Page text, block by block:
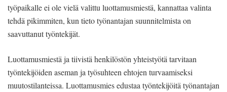
työpaikalle ei ole vielä valittu luottamusmiestä, kannattaa valinta
tehdä pikimmiten, kun tieto työnantajan suunnitelmista on
saavuttanut työntekijät.
Luottamusmiestä ja tiivistä henkilöstön yhteistyötä tarvitaan
työntekijöiden aseman ja työsuhteen ehtojen turvaamiseksi
muutostilanteissa. Luottamusmies edustaa työntekijöitä työnantajan